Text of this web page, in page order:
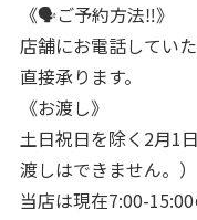
《🗣ご予約方法‼︎》
店舗にお電話してい
直接承ります。
《お渡し》
土日祝日を除く2月1
渡しはできません。）
当店は現在7:00-15:00